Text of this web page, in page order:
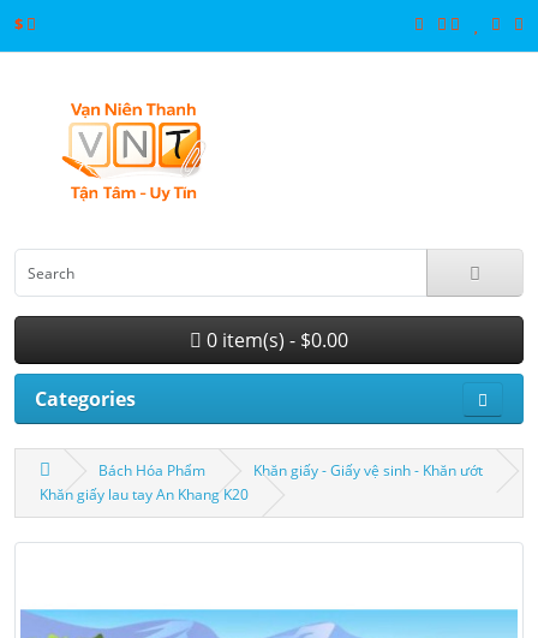
$
0 item(s) - $0.00
Categories
Bách Hóa Phẩm
Khăn giấy - Giấy vệ sinh - Khăn ướt
Khăn giấy lau tay An Khang K20